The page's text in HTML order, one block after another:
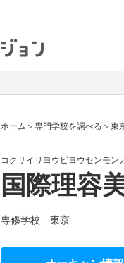
ホーム 専門学校を調べる 東
コクサイリヨウビヨウセンモン
国際理容
専修学校 東京